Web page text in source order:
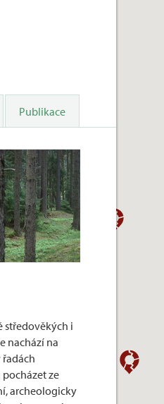
Publikace
středověkých i
nachází na
ze
archeologicky